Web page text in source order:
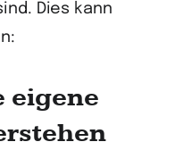
Dies kann
eigene